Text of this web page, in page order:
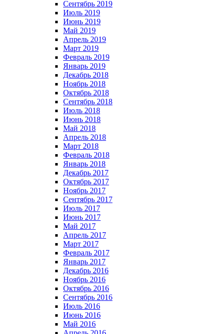
Сентябрь 2019
Июль 2019
Июнь 2019
Май 2019
Апрель 2019
Март 2019
Февраль 2019
Январь 2019
Декабрь 2018
Ноябрь 2018
Октябрь 2018
Сентябрь 2018
Июль 2018
Июнь 2018
Май 2018
Апрель 2018
Март 2018
Февраль 2018
Январь 2018
Декабрь 2017
Октябрь 2017
Ноябрь 2017
Сентябрь 2017
Июль 2017
Июнь 2017
Май 2017
Апрель 2017
Март 2017
Февраль 2017
Январь 2017
Декабрь 2016
Ноябрь 2016
Октябрь 2016
Сентябрь 2016
Июль 2016
Июнь 2016
Май 2016